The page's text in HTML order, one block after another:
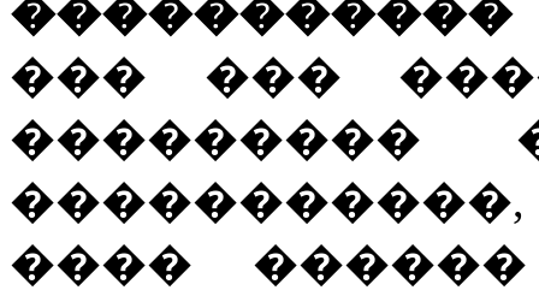
��� ���
���������
����